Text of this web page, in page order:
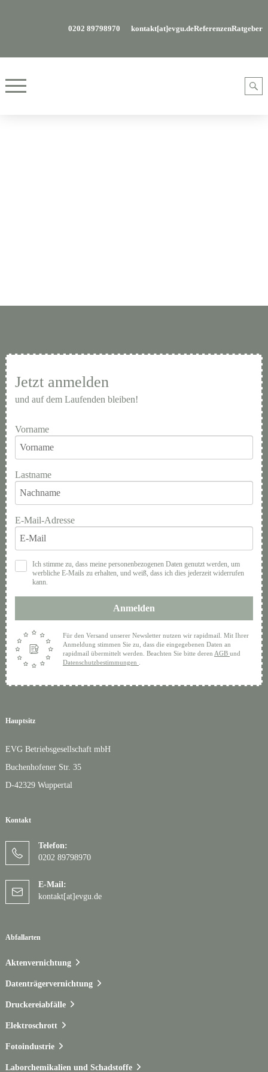
0202 89798970 kontakt[at]evgu.deReferenzenRatgeber
Hauptsitz
EVG Betriebsgesellschaft mbH
Buchenhofener Str. 35
D-42329 Wuppertal
Kontakt
Telefon:
0202 89798970
E-Mail:
kontakt[at]evgu.de
Abfallarten
Aktenvernichtung
Datenträgervernichtung
Druckereiabfälle
Elektroschrott
Fotoindustrie
Laborchemikalien und Schadstoffe
Jetzt anmelden
und auf dem Laufenden bleiben!
Vorname
Lastname
E-Mail-Adresse
Ich stimme zu, dass meine personenbezogenen Daten genutzt werden, um
werbliche E-Mails zu erhalten, und weiß, dass ich dies jederzeit widerrufen
kann.
Anmelden
Für den Versand unserer Newsletter nutzen wir rapidmail. Mit Ihrer
Anmeldung stimmen Sie zu, dass die eingegebenen Daten an
rapidmail übermittelt werden. Beachten Sie bitte deren AGB und
Datenschutzbestimmungen